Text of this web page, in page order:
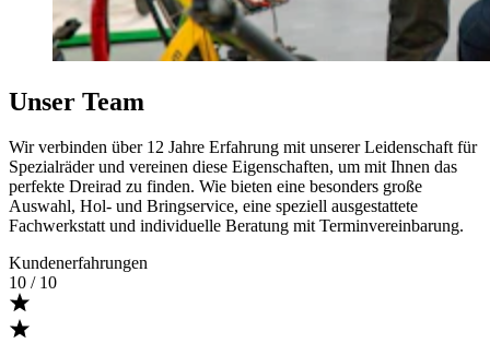
Unser Team
Wir verbinden über 12 Jahre Erfahrung mit unserer Leidenschaft für
Spezialräder und vereinen diese Eigenschaften, um mit Ihnen das
perfekte Dreirad zu finden. Wie bieten eine besonders große
Auswahl, Hol- und Bringservice, eine speziell ausgestattete
Fachwerkstatt und individuelle Beratung mit Terminvereinbarung.
Kundenerfahrungen
10 / 10